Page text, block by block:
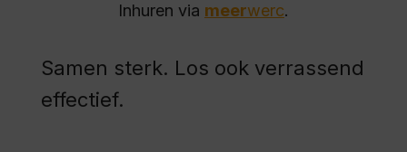
Inhuren via meerwerc.
Samen sterk. Los ook verrassend
effectief.